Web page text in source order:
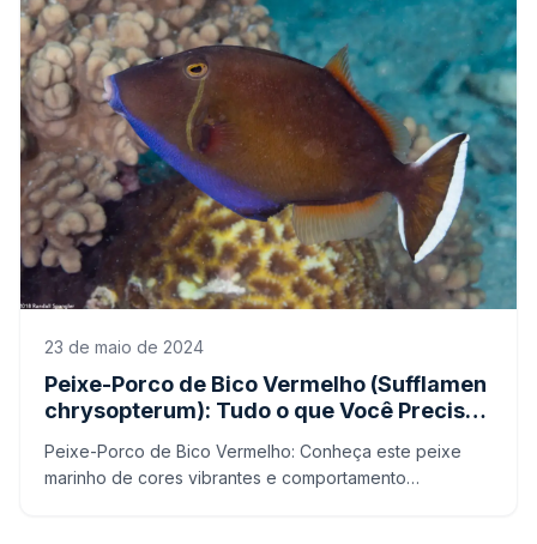
23 de maio de 2024
Peixe-Porco de Bico Vermelho (Sufflamen
chrysopterum): Tudo o que Você Precisa
dos Recifes
Peixe-Porco de Bico Vermelho: Conheça este peixe
marinho de cores vibrantes e comportamento